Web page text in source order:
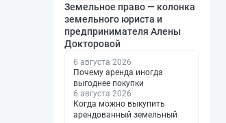
Земельное право — колонка
земельного юриста и
предпринимателя Алены
Докторовой
6 августа 2026
Почему аренда иногда
выгоднее покупки
6 августа 2026
Когда можно выкупить
арендованный земельный